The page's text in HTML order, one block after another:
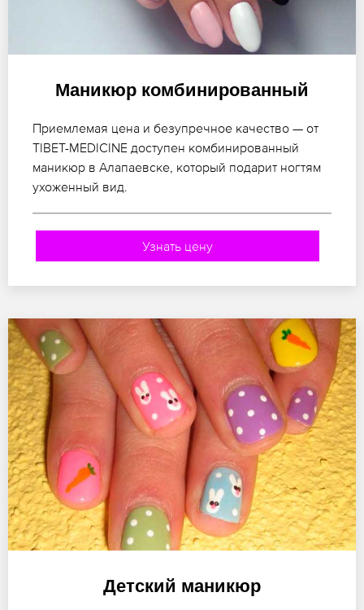
Маникюр комбинированный
Приемлемая цена и безупречное качество — от
TIBET-MEDICINE доступен комбинированный
маникюр в Алапаевске, который подарит ногтям
ухоженный вид.
Узнать цену
Детский маникюр